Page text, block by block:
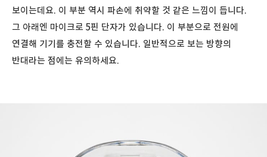
보이는데요. 이 부분 역시 파손에 취약할 것 같은 느낌이 듭니다.
그 아래엔 마이크로 5핀 단자가 있습니다. 이 부분으로 전원에
연결해 기기를 충전할 수 있습니다. 일반적으로 보는 방향의
반대라는 점에는 유의하세요.